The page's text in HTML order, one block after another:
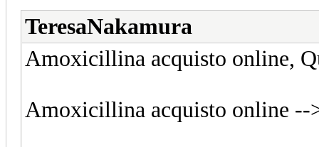
TeresaNakamura
Amoxicillina acquisto online,
Amoxicillina acquisto online